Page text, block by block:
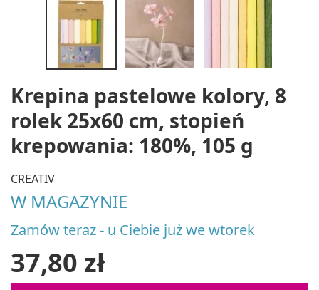
Krepina pastelowe kolory, 8
rolek 25x60 cm, stopień
krepowania: 180%, 105 g
CREATIV
W MAGAZYNIE
Zamów teraz - u Ciebie już we wtorek
37,80 zł